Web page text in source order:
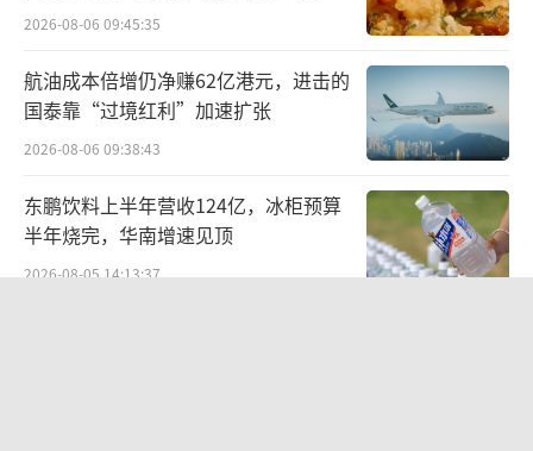
2026-08-06 09:45:35
航油成本倍增仍净赚62亿港元，进击的
国泰靠“过境红利”加速扩张
2026-08-06 09:38:43
东鹏饮料上半年营收124亿，冰柜预算
半年烧完，华南增速见顶
2026-08-05 14:13:37